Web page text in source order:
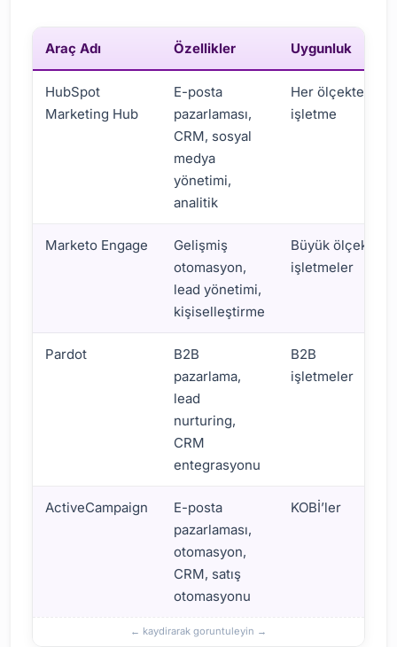
Araç Adı Özellikler Uygunluk
HubSpot
Marketing Hub
E-posta
pazarlaması,
CRM, sosyal
medya
yönetimi,
analitik
Her ölçekteki
işletme
Marketo Engage
Gelişmiş
otomasyon,
lead yönetimi,
kişiselleştirme
Büyük ölçekli
işletmeler
Pardot
B2B
pazarlama,
lead
nurturing,
CRM
entegrasyonu
B2B
işletmeler
ActiveCampaign
E-posta
pazarlaması,
otomasyon,
CRM, satış
otomasyonu
KOBİ’ler